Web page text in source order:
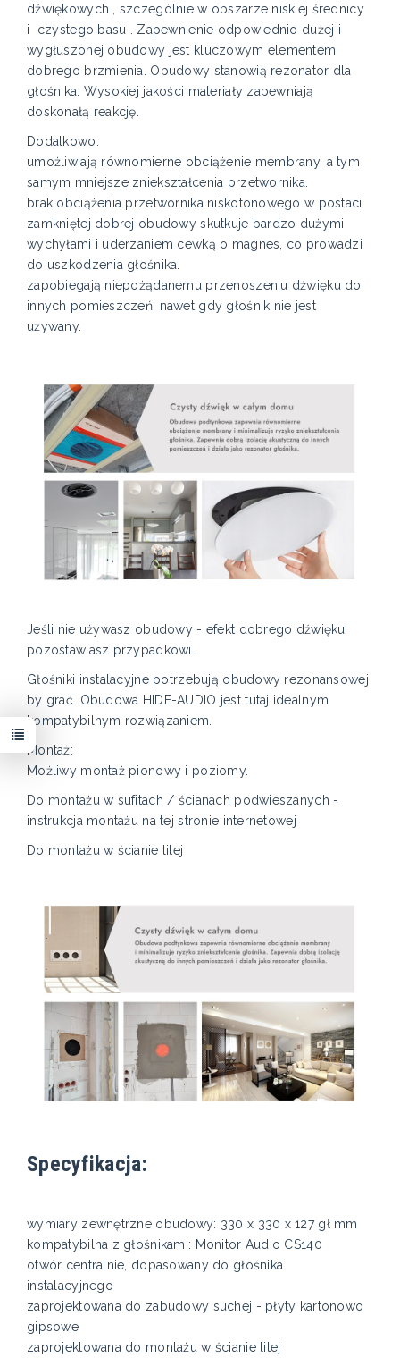
dźwiękowych , szczególnie w obszarze niskiej średnicy
i czystego basu . Zapewnienie odpowiednio dużej i
wygłuszonej obudowy jest kluczowym elementem
dobrego brzmienia. Obudowy stanowią rezonator dla
głośnika. Wysokiej jakości materiały zapewniają
doskonałą reakcję.
Dodatkowo:
umożliwiają równomierne obciążenie membrany, a tym
samym mniejsze zniekształcenia przetwornika.
brak obciążenia przetwornika niskotonowego w postaci
zamkniętej dobrej obudowy skutkuje bardzo dużymi
wychyłami i uderzaniem cewką o magnes, co prowadzi
do uszkodzenia głośnika.
zapobiegają niepożądanemu przenoszeniu dźwięku do
innych pomieszczeń, nawet gdy głośnik nie jest
używany.
Jeśli nie używasz obudowy - efekt dobrego dźwięku
pozostawiasz przypadkowi.
Głośniki instalacyjne potrzebują obudowy rezonansowej
by grać. Obudowa HIDE-AUDIO jest tutaj idealnym
kompatybilnym rozwiązaniem.
Montaż:
Możliwy montaż pionowy i poziomy.
Do montażu w sufitach / ścianach podwieszanych -
instrukcja montażu na tej stronie internetowej
Do montażu w ścianie litej
Specyfikacja:
wymiary zewnętrzne obudowy: 330 x 330 x 127 gł mm
kompatybilna z głośnikami: Monitor Audio CS140
otwór centralnie, dopasowany do głośnika
instalacyjnego
zaprojektowana do zabudowy suchej - płyty kartonowo
gipsowe
zaprojektowana do montażu w ścianie litej